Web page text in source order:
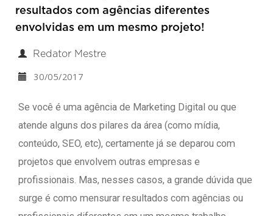
resultados com agências diferentes
envolvidas em um mesmo projeto!
Redator Mestre
30/05/2017
Se você é uma agência de Marketing Digital ou que
atende alguns dos pilares da área (como mídia,
conteúdo, SEO, etc), certamente já se deparou com
projetos que envolvem outras empresas e
profissionais. Mas, nesses casos, a grande dúvida que
surge é como mensurar resultados com agências ou